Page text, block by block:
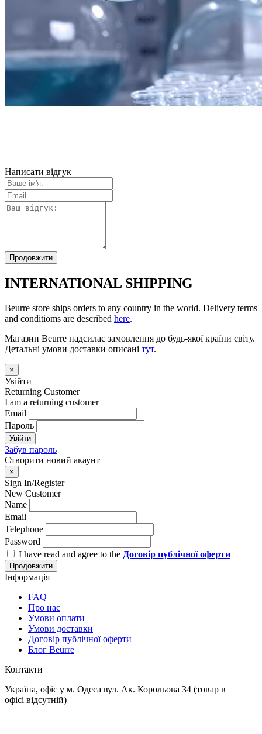
Написати відгук
Продовжити
INTERNATIONAL SHIPPING
Beurre store ships orders to any country in the world. Delivery terms
and conditioms are described here.
Магазин Beurre надсилає замовлення до будь-якої країни світу.
Детальні умови доставки описані тут.
×
Увійти
Returning Customer
I am a returning customer
Email
Пароль
Увійти
Забув пароль
Створити новий акаунт
×
Sign In/Register
New Customer
Name
Email
Telephone
Password
I have read and agree to the Договір публічної оферти
Продовжити
Інформація
FAQ
Про нас
Умови оплати
Умови доставки
Договір публічної оферти
Блог Beurre
Контакти
Україна, офіс у м. Одеса вул. Ак. Корольова 34 (товар в
офісі відсутній)